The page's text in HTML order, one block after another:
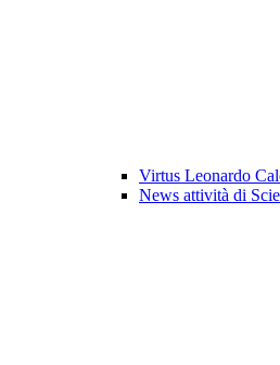
Virtus Leonardo
News attività di